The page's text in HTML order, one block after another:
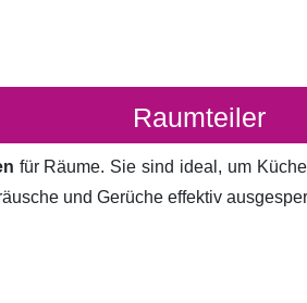
Raumteiler
für Räume. Sie sind ideal, um
und Gerüche effektiv